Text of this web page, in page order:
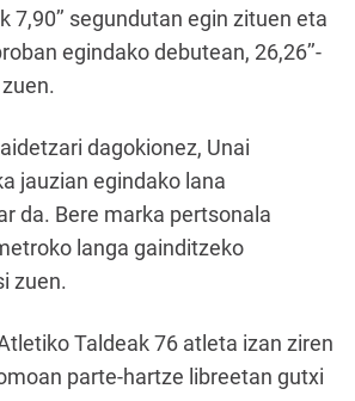
7,90’’ segundutan egin zituen eta
egindako debutean, 26,26’’-
dagokionez, Unai
jauzian egindako lana
da. Bere marka pertsonala
langa gainditzeko
zuen.
Taldeak 76 atleta izan ziren
parte-hartze libreetan gutxi